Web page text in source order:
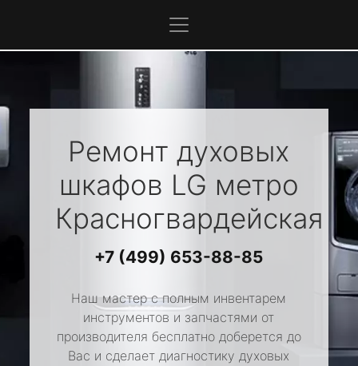
Ремонт духовых
шкафов LG метро
Красногвардейская
+7 (499) 653-88-85
Наш мастер с полным инвентарем
инструментов и запчастями от
производителя бесплатно доберется до
Вас и сделает диагностику духовых